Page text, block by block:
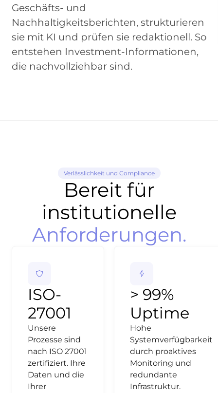
Geschäfts- und
Nachhaltigkeitsberichten, strukturieren
sie mit KI und prüfen sie redaktionell. So
entstehen Investment-Informationen,
die nachvollziehbar sind.
SEC Filings
Verlässlichkeit und Compliance
Bereit für
institutionelle
Anforderungen.
ISO-
27001
Unsere
Prozesse sind
nach ISO 27001
zertifiziert. Ihre
Daten und die
Ihrer
> 99%
Uptime
Hohe
Systemverfügbarkeit
durch proaktives
Monitoring und
redundante
Infrastruktur.